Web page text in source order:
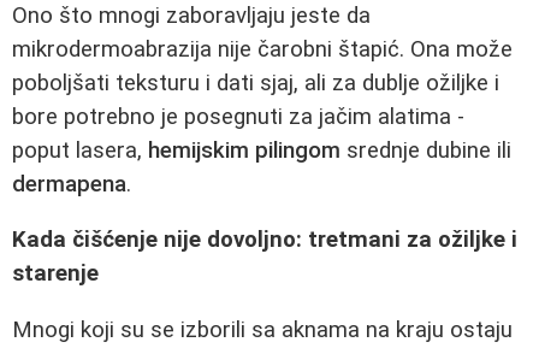
Ono što mnogi zaboravljaju jeste da
mikrodermoabrazija nije čarobni štapić. Ona može
poboljšati teksturu i dati sjaj, ali za dublje ožiljke i
bore potrebno je posegnuti za jačim alatima -
poput lasera, hemijskim pilingom srednje dubine ili
dermapena.
Kada čišćenje nije dovoljno: tretmani za ožiljke i
starenje
Mnogi koji su se izborili sa aknama na kraju ostaju